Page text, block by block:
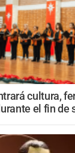
cultura,
el fin de